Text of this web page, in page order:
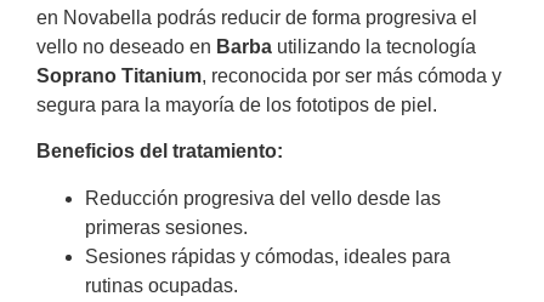
en Novabella podrás reducir de forma progresiva el
vello no deseado en Barba utilizando la tecnología
Soprano Titanium, reconocida por ser más cómoda y
segura para la mayoría de los fototipos de piel.
Beneficios del tratamiento:
Reducción progresiva del vello desde las
primeras sesiones.
Sesiones rápidas y cómodas, ideales para
rutinas ocupadas.